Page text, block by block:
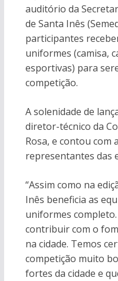
auditório da
de Santa Inês
participantes
uniformes (camisa,
esportivas) para
competição.
A solenidade de
diretor-técnico da
Rosa, e contou com
representantes das
“Assim como na
Inês beneficia as
uniformes
contribuir com o
na cidade. Temos
competição muito
fortes da cidade e